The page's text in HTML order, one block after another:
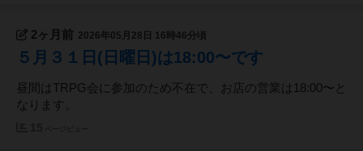
2ヶ月前 2026年05月28日 16時46分頃
５月３１日(日曜日)は18:00〜です
昼間はTRPG会に参加のため不在で、お店の営業は18:00〜と
なります。